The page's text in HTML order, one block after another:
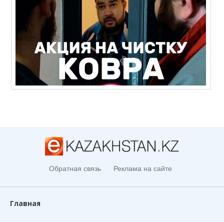
Обратная связь Реклама на сайте
Главная